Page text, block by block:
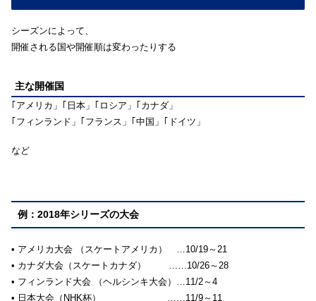
シーズンによって、
開催される国や開催順は変わったりする
主な開催国
｢アメリカ」｢日本」｢ロシア」｢カナダ」
｢フィンランド」｢フランス」｢中国」｢ドイツ」
など
例：2018年シリーズの大会
• アメリカ大会 （スケートアメリカ） …10/19～21
• カナダ大会（スケートカナダ） ……10/26～28
• フィンランド大会 （ヘルシンキ大会）…11/2～4
• 日本大会（NHK杯） ……11/9～11